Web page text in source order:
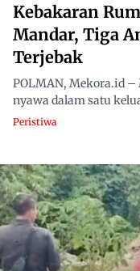
Kebakaran
Mandar, Tiga
Terjebak
POLMAN, Mekora.id
nyawa dalam satu
Peristiwa